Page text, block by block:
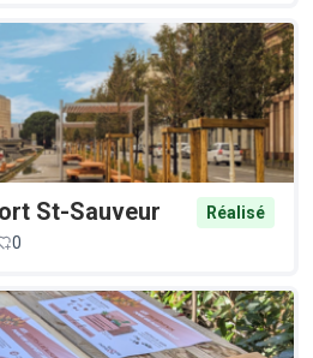
St-Sauveur
Réalisé
0